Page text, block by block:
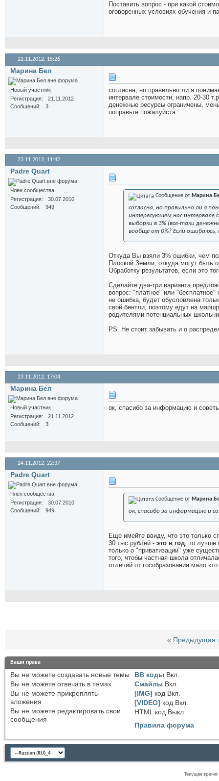
Поставить вопрос - при какой
оговоренных условиях обучения и
22.11.2012, 15:26
Марина Бел
Новый участник
Регистрация
21.11.2012
Сообщений
3
согласна, но правильно ли я
интервале стоимости, напр. 20-30
денежные ресурсы ограничены,
поправьте пожалуйста.
23.11.2012, 11:42
Padre Quart
Член сообщества
Регистрация
30.07.2010
Сообщений
949
Сообщение от Марина
согласна, но правильно ли я
интересующем нас интервале
выборки в 3% (все-таки
вообще от 0%? Если
Откуда Вы взяли 3% ошибки, чем
Плоской Земли, откуда могут быть
Обработку результатов, если это
Сделайте два-три варианта
вопрос: "платное" или
не ошибка, будет обусловлена
свой бентли, поэтому едут на
родителями потенциальных
PS. Не стоит забывать и о
23.11.2012, 17:04
Марина Бел
Новый участник
Регистрация
21.11.2012
Сообщений
3
ок, спасибо за информацию и
24.11.2012, 22:37
Padre Quart
Член сообщества
Регистрация
30.07.2010
Сообщений
949
Сообщение от Марина
ок, спасибо за информацию и
Еще имейте ввиду, что это только
30 тыс.рублей - это в год, то лучше
только о "приватизации" уже
того, чтобы частная школа
отличий от гособразования мало
« Предыдущая
Ваши права
Вы не можете создавать новые темы
Вы не можете отвечать в темах
Вы не можете прикреплять
вложения
Вы не можете редактировать свои
сообщения
BB коды Вкл.
Смайлы Вкл.
[IMG] код Вкл.
[VIDEO] код Вкл.
HTML код Выкл.
Правила форума
Текущее время: